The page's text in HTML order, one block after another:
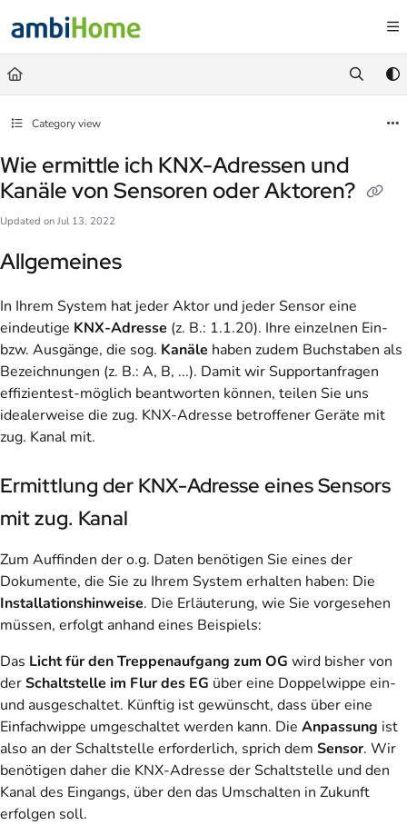
Documentation Index
Fetch the complete documentation index at:
Use this file to discover all available pages before exploring further.
Category view
Wie ermittle ich KNX-Adressen und
Kanäle von Sensoren oder Aktoren?
Updated on Jul 13, 2022
Allgemeines
In Ihrem System hat jeder Aktor und jeder Sensor eine
eindeutige KNX-Adresse (z. B.: 1.1.20). Ihre einzelnen Ein-
bzw. Ausgänge, die sog. Kanäle haben zudem Buchstaben als
Bezeichnungen (z. B.: A, B, ...). Damit wir Supportanfragen
effizientest-möglich beantworten können, teilen Sie uns
idealerweise die zug. KNX-Adresse betroffener Geräte mit
zug. Kanal mit.
Ermittlung der KNX-Adresse eines Sensors
mit zug. Kanal
Zum Auffinden der o.g. Daten benötigen Sie eines der
Dokumente, die Sie zu Ihrem System erhalten haben: Die
Installationshinweise. Die Erläuterung, wie Sie vorgesehen
müssen, erfolgt anhand eines Beispiels:
Das Licht für den Treppenaufgang zum OG wird bisher von
derSchaltstelle im Flur des EG über eine Doppelwippe ein-
und ausgeschaltet. Künftig ist gewünscht, dass über eine
Einfachwippe umgeschaltet werden kann. Die Anpassung ist
also an der Schaltstelle erforderlich, sprich dem Sensor. Wir
benötigen daher die KNX-Adresse der Schaltstelle und den
Kanal des Eingangs, über den das Umschalten in Zukunft
erfolgen soll.